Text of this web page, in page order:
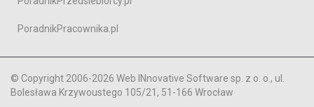
PoradnikPracownika.pl
© Copyright 2006-2026 Web INnovative Software sp. z o. o., ul.
Bolesława Krzywoustego 105/21, 51-166 Wrocław